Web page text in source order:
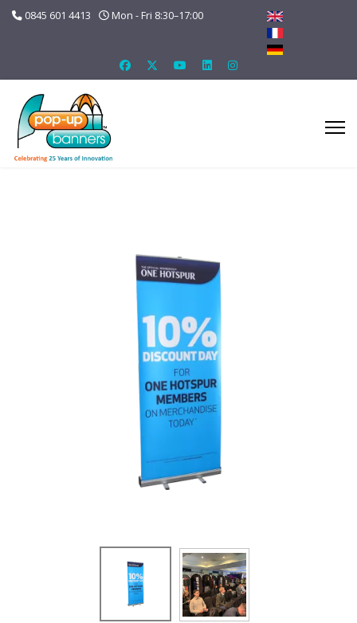
0845 601 4413 Mon - Fri 8:30–17:00